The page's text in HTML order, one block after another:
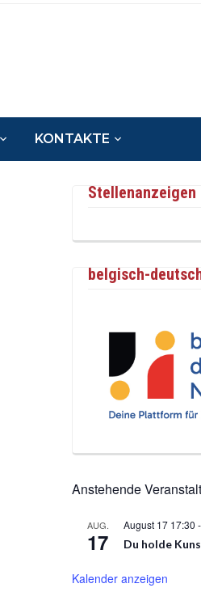
KONTAKTE
Stellenanzeigen
belgisch-
Anstehende
AUG.
17
August 17 17:30
Du holde
Kalender anzeigen